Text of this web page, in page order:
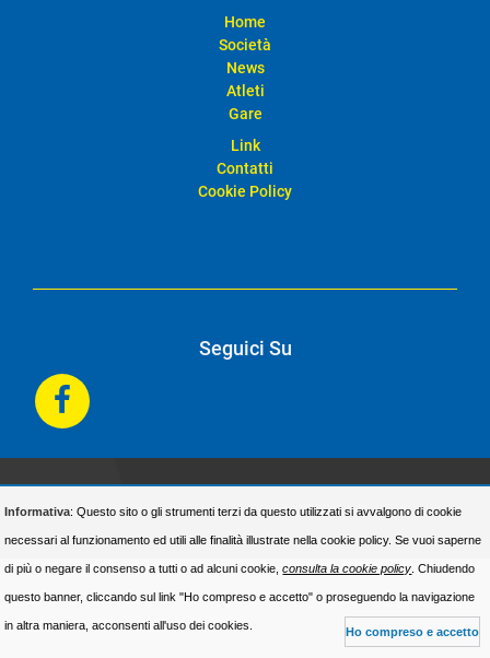
Home
Società
News
Atleti
Gare
Link
Contatti
Cookie Policy
Seguici Su
© Realizzazione sito webSynthetic Lab
Informativa: Questo sito o gli strumenti terzi da questo utilizzati si avvalgono di cookie
necessari al funzionamento ed utili alle finalità illustrate nella cookie policy. Se vuoi saperne
di più o negare il consenso a tutti o ad alcuni cookie,consulta la cookie policy . Chiudendo
questo banner, cliccando sul link "Ho compreso e accetto" o proseguendo la navigazione
in altra maniera, acconsenti all'uso dei cookies. Ho compreso e accetto